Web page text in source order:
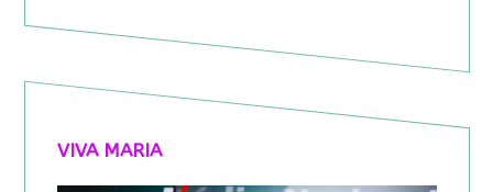
VIVA MARIA